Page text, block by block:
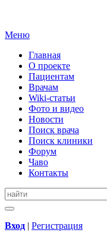
Меню
Главная
О проекте
Пациентам
Врачам
Wiki-статьи
Фото и видео
Новости
Поиск врача
Поиск клиники
Форум
Чаво
Контакты
Вход | Регистрация